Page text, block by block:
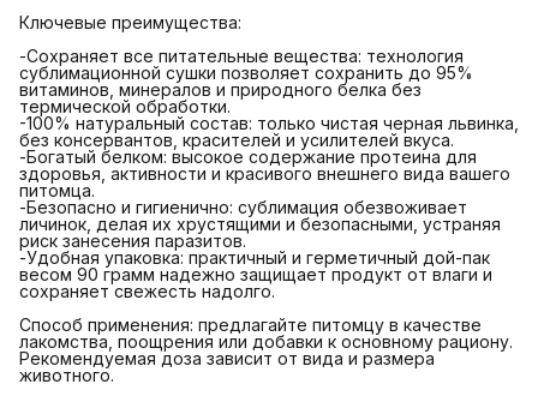
Ключевые преимущества:
-Сохраняет все питательные вещества: технология
сублимационной сушки позволяет сохранить до 95%
витаминов, минералов и природного белка без
термической обработки.
-100% натуральный состав: только чистая черная львинка,
без консервантов, красителей и усилителей вкуса.
-Богатый белком: высокое содержание протеина для
здоровья, активности и красивого внешнего вида вашего
питомца.
-Безопасно и гигиенично: сублимация обезвоживает
личинок, делая их хрустящими и безопасными, устраняя
риск занесения паразитов.
-Удобная упаковка: практичный и герметичный дой-пак
весом 90 грамм надежно защищает продукт от влаги и
сохраняет свежесть надолго.
Способ применения: предлагайте питомцу в качестве
лакомства, поощрения или добавки к основному рациону.
Рекомендуемая доза зависит от вида и размера
животного.